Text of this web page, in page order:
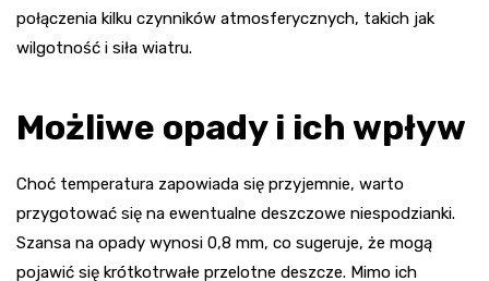
połączenia kilku czynników atmosferycznych, takich jak
wilgotność i siła wiatru.
Możliwe opady i ich wpływ
Choć temperatura zapowiada się przyjemnie, warto
przygotować się na ewentualne deszczowe niespodzianki.
Szansa na opady wynosi 0,8 mm, co sugeruje, że mogą
pojawić się krótkotrwałe przelotne deszcze. Mimo ich